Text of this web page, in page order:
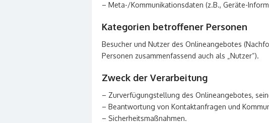
– Meta-/Kommunikationsdaten (z.B., Geräte-
Kategorien betroffener Personen
Besucher und Nutzer des Onlineangebotes
Personen zusammenfassend auch als „Nutzer“).
Zweck der Verarbeitung
– Zurverfügungstellung des Onlineangebotes,
– Beantwortung von Kontaktanfragen und
– Sicherheitsmaßnahmen.